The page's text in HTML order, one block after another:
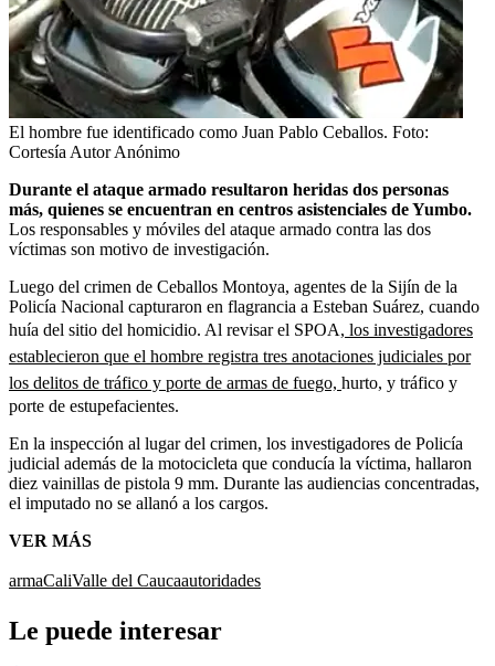
El hombre fue identificado como Juan Pablo Ceballos. Foto:
Cortesía Autor Anónimo
Durante el ataque armado resultaron heridas dos personas
más, quienes se encuentran en centros asistenciales de Yumbo.
Los responsables y móviles del ataque armado contra las dos
víctimas son motivo de investigación.
Luego del crimen de Ceballos Montoya, agentes de la Sijín de la
Policía Nacional capturaron en flagrancia a Esteban Suárez, cuando
huía del sitio del homicidio. Al revisar el SPOA, los investigadores
establecieron que el hombre registra tres anotaciones judiciales por
los delitos de tráfico y porte de armas de fuego, hurto, y tráfico y
porte de estupefacientes.
En la inspección al lugar del crimen, los investigadores de Policía
judicial además de la motocicleta que conducía la víctima, hallaron
diez vainillas de pistola 9 mm. Durante las audiencias concentradas,
el imputado no se allanó a los cargos.
VER MÁS
armaCaliValle del Caucaautoridades
Le puede interesar